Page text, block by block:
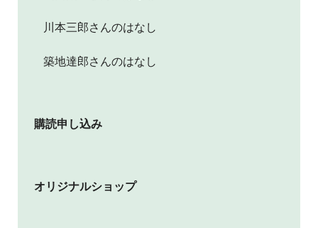
川本三郎さんのはなし
築地達郎さんのはなし
購読申し込み
オリジナルショップ